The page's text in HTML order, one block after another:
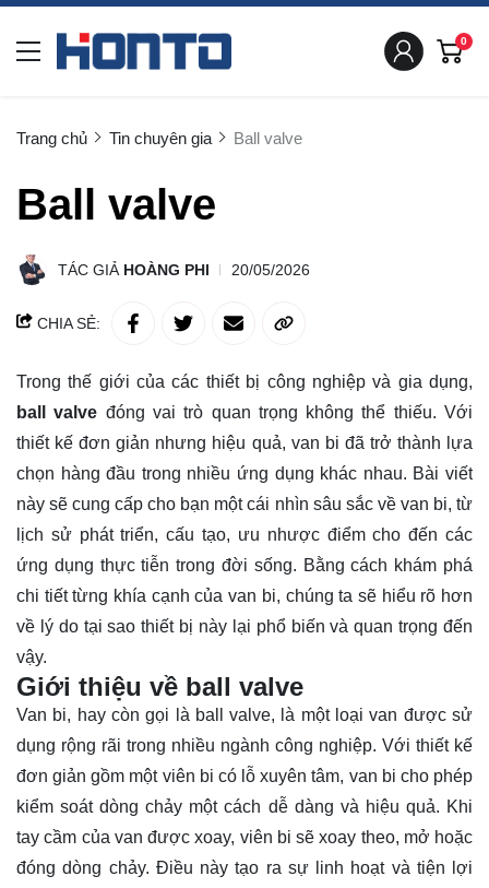
0
Trang chủ Tin chuyên gia Ball valve
Ball valve
TÁC GIẢ HOÀNG PHI 20/05/2026
CHIA SẺ:
Trong thế giới của các thiết bị công nghiệp và gia dụng,
ball valve đóng vai trò quan trọng không thể thiếu. Với
thiết kế đơn giản nhưng hiệu quả, van bi đã trở thành lựa
chọn hàng đầu trong nhiều ứng dụng khác nhau. Bài viết
này sẽ cung cấp cho bạn một cái nhìn sâu sắc về van bi, từ
lịch sử phát triển, cấu tạo, ưu nhược điểm cho đến các
ứng dụng thực tiễn trong đời sống. Bằng cách khám phá
chi tiết từng khía cạnh của van bi, chúng ta sẽ hiểu rõ hơn
về lý do tại sao thiết bị này lại phổ biến và quan trọng đến
vậy.
Giới thiệu về ball valve
Van bi, hay còn gọi là ball valve, là một loại van được sử
dụng rộng rãi trong nhiều ngành công nghiệp. Với thiết kế
đơn giản gồm một viên bi có lỗ xuyên tâm, van bi cho phép
kiểm soát dòng chảy một cách dễ dàng và hiệu quả. Khi
tay cầm của van được xoay, viên bi sẽ xoay theo, mở hoặc
đóng dòng chảy. Điều này tạo ra sự linh hoạt và tiện lợi